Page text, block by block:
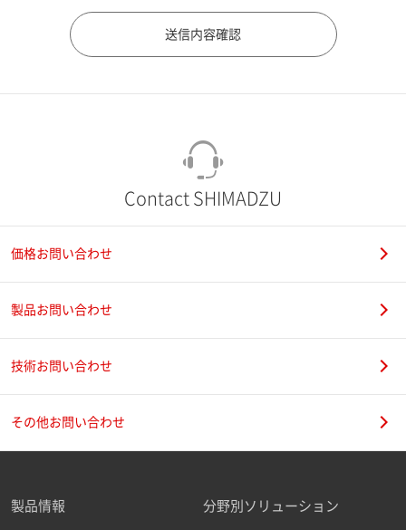
ご勤務先
Contact SHIMADZU
価格お問い合わせ
製品お問い合わせ
技術お問い合わせ
その他お問い合わせ
製品情報 分野別ソリューション